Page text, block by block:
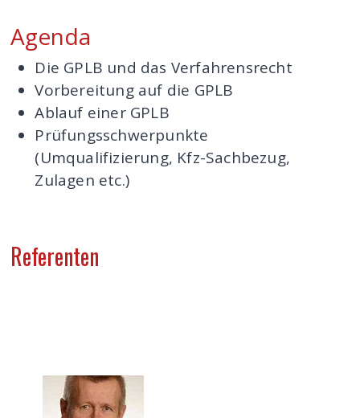
Agenda
Die GPLB und das Verfahrensrecht
Vorbereitung auf die GPLB
Ablauf einer GPLB
Prüfungsschwerpunkte
(Umqualifizierung, Kfz-Sachbezug,
Zulagen etc.)
Referenten